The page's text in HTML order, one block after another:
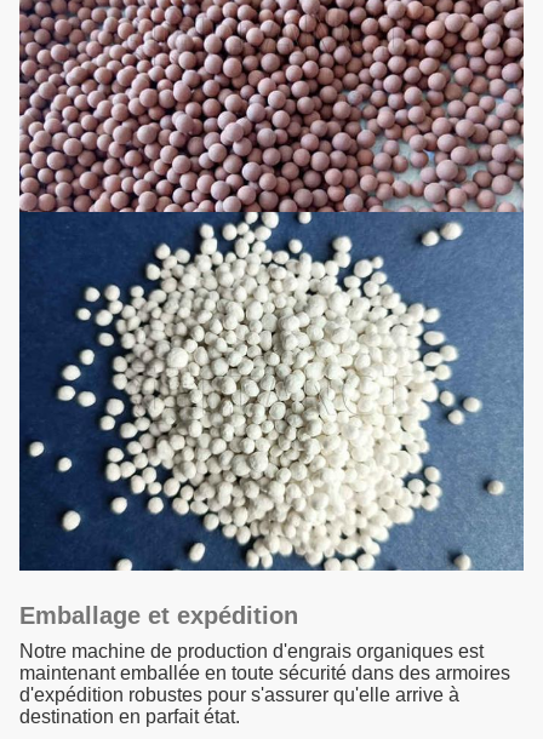
Emballage et expédition
Notre machine de production d'engrais organiques est
maintenant emballée en toute sécurité dans des armoires
d'expédition robustes pour s'assurer qu'elle arrive à
destination en parfait état.